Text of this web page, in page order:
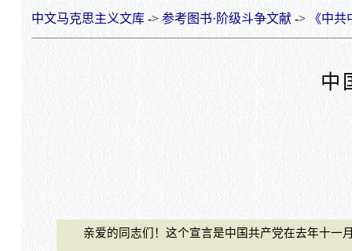
中文马克思主义文库-> 参考图书·阶级斗争文献-> 《中
中
亲爱的同志们！这个宣言是中国共产党在去年十一